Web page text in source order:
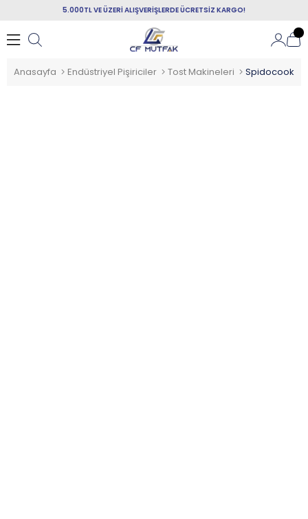
5.000TL VE ÜZERİ ALIŞVERİŞLERDE ÜCRETSİZ KARGO!
Anasayfa Endüstriyel Pişiriciler Tost Makineleri